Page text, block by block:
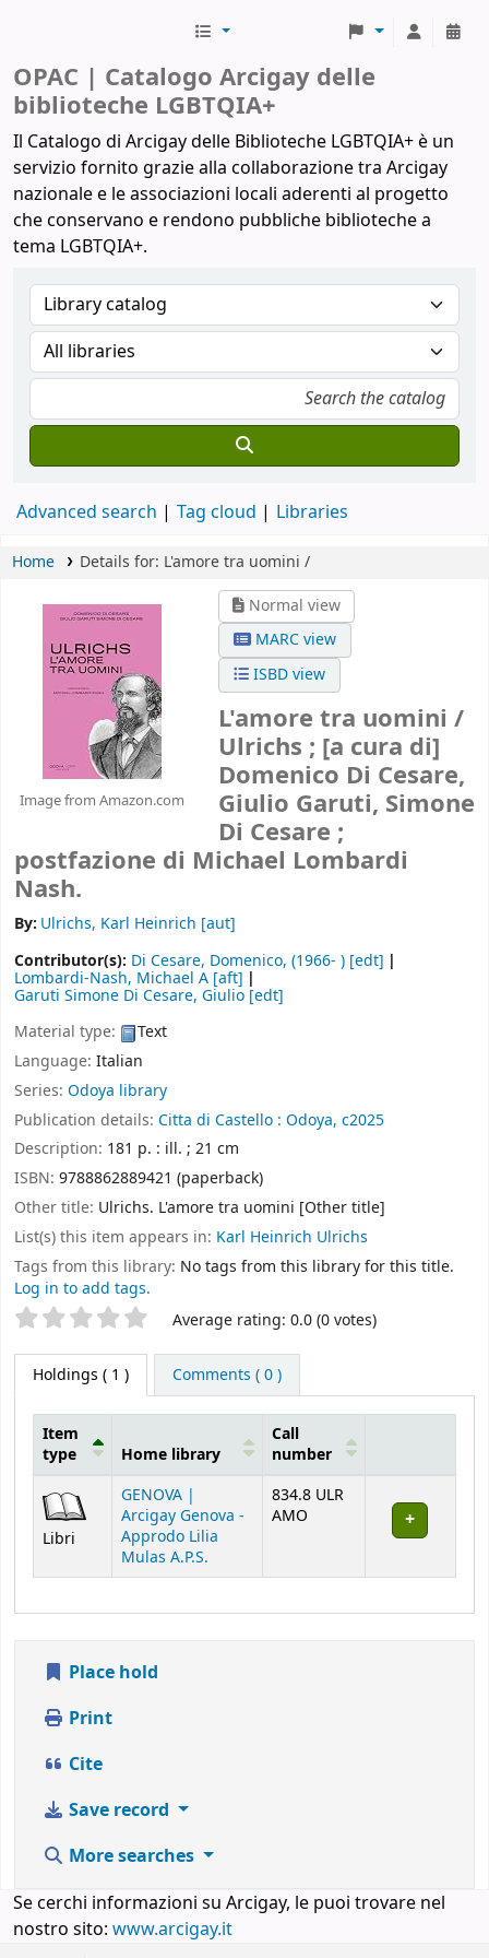
OPAC | Catalogo Arcigay delle
biblioteche LGBTQIA+
Il Catalogo di Arcigay delle Biblioteche LGBTQIA+ è un
servizio fornito grazie alla collaborazione tra Arcigay
nazionale e le associazioni locali aderenti al progetto
che conservano e rendono pubbliche biblioteche a
tema LGBTQIA+.
Advanced search Tag cloud Libraries
Home Details for: L'amore tra uomini /
Image from Amazon.com
Normal view
MARC view
ISBD view
L'amore tra uomini /
Ulrichs ; [a cura di]
Domenico Di Cesare,
Giulio Garuti, Simone
Di Cesare ;
postfazione di Michael Lombardi
Nash.
By: Ulrichs, Karl Heinrich [aut]
Contributor(s): Di Cesare, Domenico, (1966- ) [edt]
Lombardi-Nash, Michael A [aft]
Garuti Simone Di Cesare, Giulio [edt]
Material type:
Text
Language: Italian
Series: Odoya library
Publication details: Citta di Castello : Odoya, c2025
Description: 181 p. : ill. ; 21 cm
ISBN: 9788862889421 (paperback)
Other title: Ulrichs. L'amore tra uomini [Other title]
List(s) this item appears in: Karl Heinrich Ulrichs
Tags from this library: No tags from this library for this title.
Log in to add tags.
Star ratings Average rating: 0.0 (0 votes)
Holdings ( 1 ) Comments ( 0 )
Holdings
Item
type
Home library
Call
number
Libri
GENOVA |
Arcigay Genova -
Approdo Lilia
Mulas A.P.S.
834.8 ULR
AMO
Place hold
Print
Cite
Save record
More searches
Se cerchi informazioni su Arcigay, le puoi trovare nel
nostro sito: www.arcigay.it